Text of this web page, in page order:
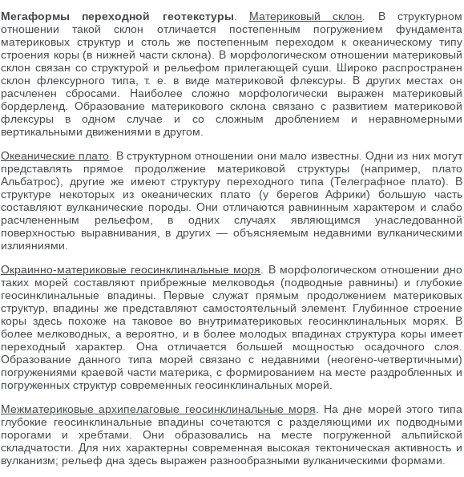
Мегаформы переходной геотекстуры
Материковый склон . В структурном
отношении такой склон отличается постепенным погружением фундамента
материковых структур и столь же постепенным переходом к океаническому типу
строения коры (в нижней части склона). В морфологическом отношении материковый
склон связан со структурой и рельефом прилегающей суши. Широко распространен
склон флексурного типа, т. е. в виде материковой флексуры. В других местах он
расчленен сбросами. Наиболее сложно морфологически выражен материковый
бордерленд. Образование материкового склона связано с развитием материковой
флексуры в одном случае и со сложным дроблением и неравномерными
вертикальными движениями в другом.
Океанические плато . В структурном отношении они мало известны. Одни из них могут
представлять прямое продолжение материковой структуры (например, плато
Альбатрос), другие же имеют структуру переходного типа (Телеграфное плато). В
структуре некоторых из океанических плато (у берегов Африки) большую часть
составляют вулканические породы. Они отличаются равнинным характером и слабо
расчлененным рельефом, в одних случаях являющимся унаследованной
поверхностью выравнивания, в других — объясняемым недавними вулканическими
излияниями.
Окраинно-материковые геосинклинальные моря . В морфологическом отношении дно
таких морей составляют прибрежные мелководья (подводные равнины) и глубокие
геосинклинальные впадины. Первые служат прямым продолжением материковых
структур, впадины же представляют самостоятельный элемент. Глубинное строение
коры здесь похоже на таковое во внутриматериковых геосинклинальных морях. В
более мелководных, а вероятно, и в более молодых впадинах структура коры имеет
переходный характер. Она отличается большей мощностью осадочного слоя.
Образование данного типа морей связано с недавними (неогено-четвертичными)
погружениями краевой части материка, с формированием на месте раздробленных и
погруженных структур современных геосинклинальных морей.
Межматериковые архипелаговые геосинклинальные моря . На дне морей этого типа
глубокие геосинклинальные впадины сочетаются с разделяющими их подводными
порогами и хребтами. Они образовались на месте погруженной альпийской
складчатости. Для них характерны современная высокая тектоническая активность и
вулканизм; рельеф дна здесь выражен разнообразными вулканическими формами.